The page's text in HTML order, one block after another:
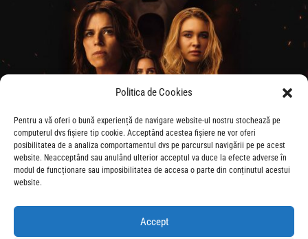
Politica de Cookies
Pentru a vă oferi o bună experiență de navigare website-ul nostru stochează pe
computerul dvs fișiere tip cookie. Acceptând acestea fișiere ne vor oferi
posibilitatea de a analiza comportamentul dvs pe parcursul navigării pe pe acest
website. Neacceptând sau anulând ulterior acceptul va duce la efecte adverse în
modul de funcționare sau imposibilitatea de accesa o parte din conținutul acestui
website.
Accept